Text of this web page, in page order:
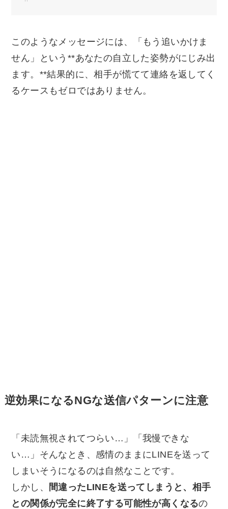
このようなメッセージには、「もう追いかけま
せん」という**あなたの自立した姿勢がにじみ出
ます。**結果的に、相手が慌てて連絡を返してく
るケースもゼロではありません。
逆効果になるNGな送信パターンに注意
「未読無視されてつらい…」「我慢できな
い…」そんなとき、感情のままにLINEを送って
しまいそうになるのは自然なことです。
しかし、
間違ったLINEを送ってしまうと、相手
との関係が完全に終了する可能性が高くなるの